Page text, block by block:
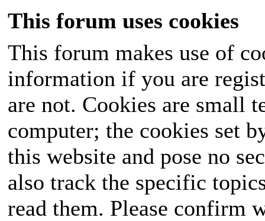
This forum uses cookies
This forum makes use of
information if you are
are not. Cookies are small
computer; the cookies set
this website and pose no
also track the specific
read them. Please confirm